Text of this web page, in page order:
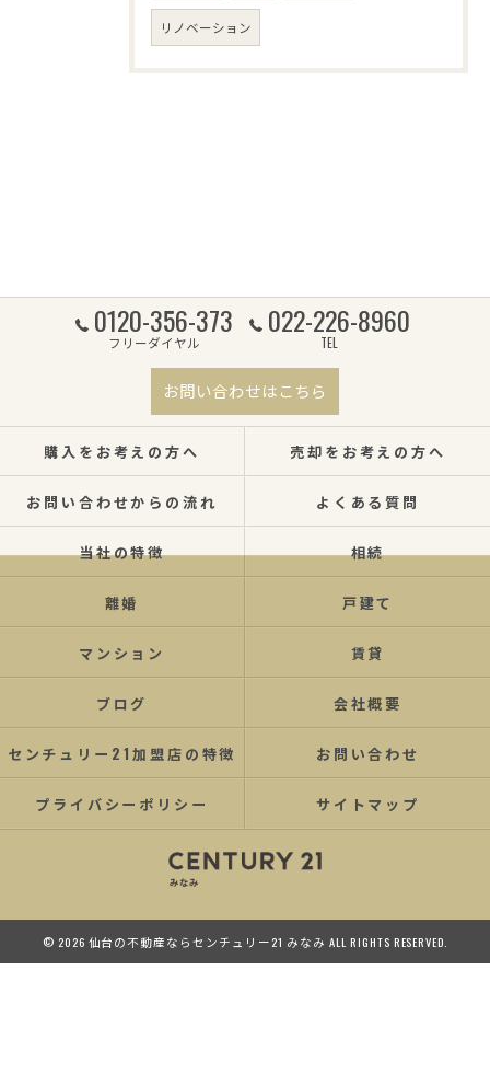
リノベーション
0120-356-373
フリーダイヤル
022-226-8960
TEL
お問い合わせはこちら
購入をお考えの方へ 売却をお考えの方へ
お問い合わせからの流れ よくある質問
当社の特徴 相続
離婚 戸建て
マンション 賃貸
ブログ 会社概要
センチュリー21加盟店の特徴 お問い合わせ
プライバシーポリシー サイトマップ
© 2026 仙台の不動産ならセンチュリー21 みなみ ALL RIGHTS RESERVED.